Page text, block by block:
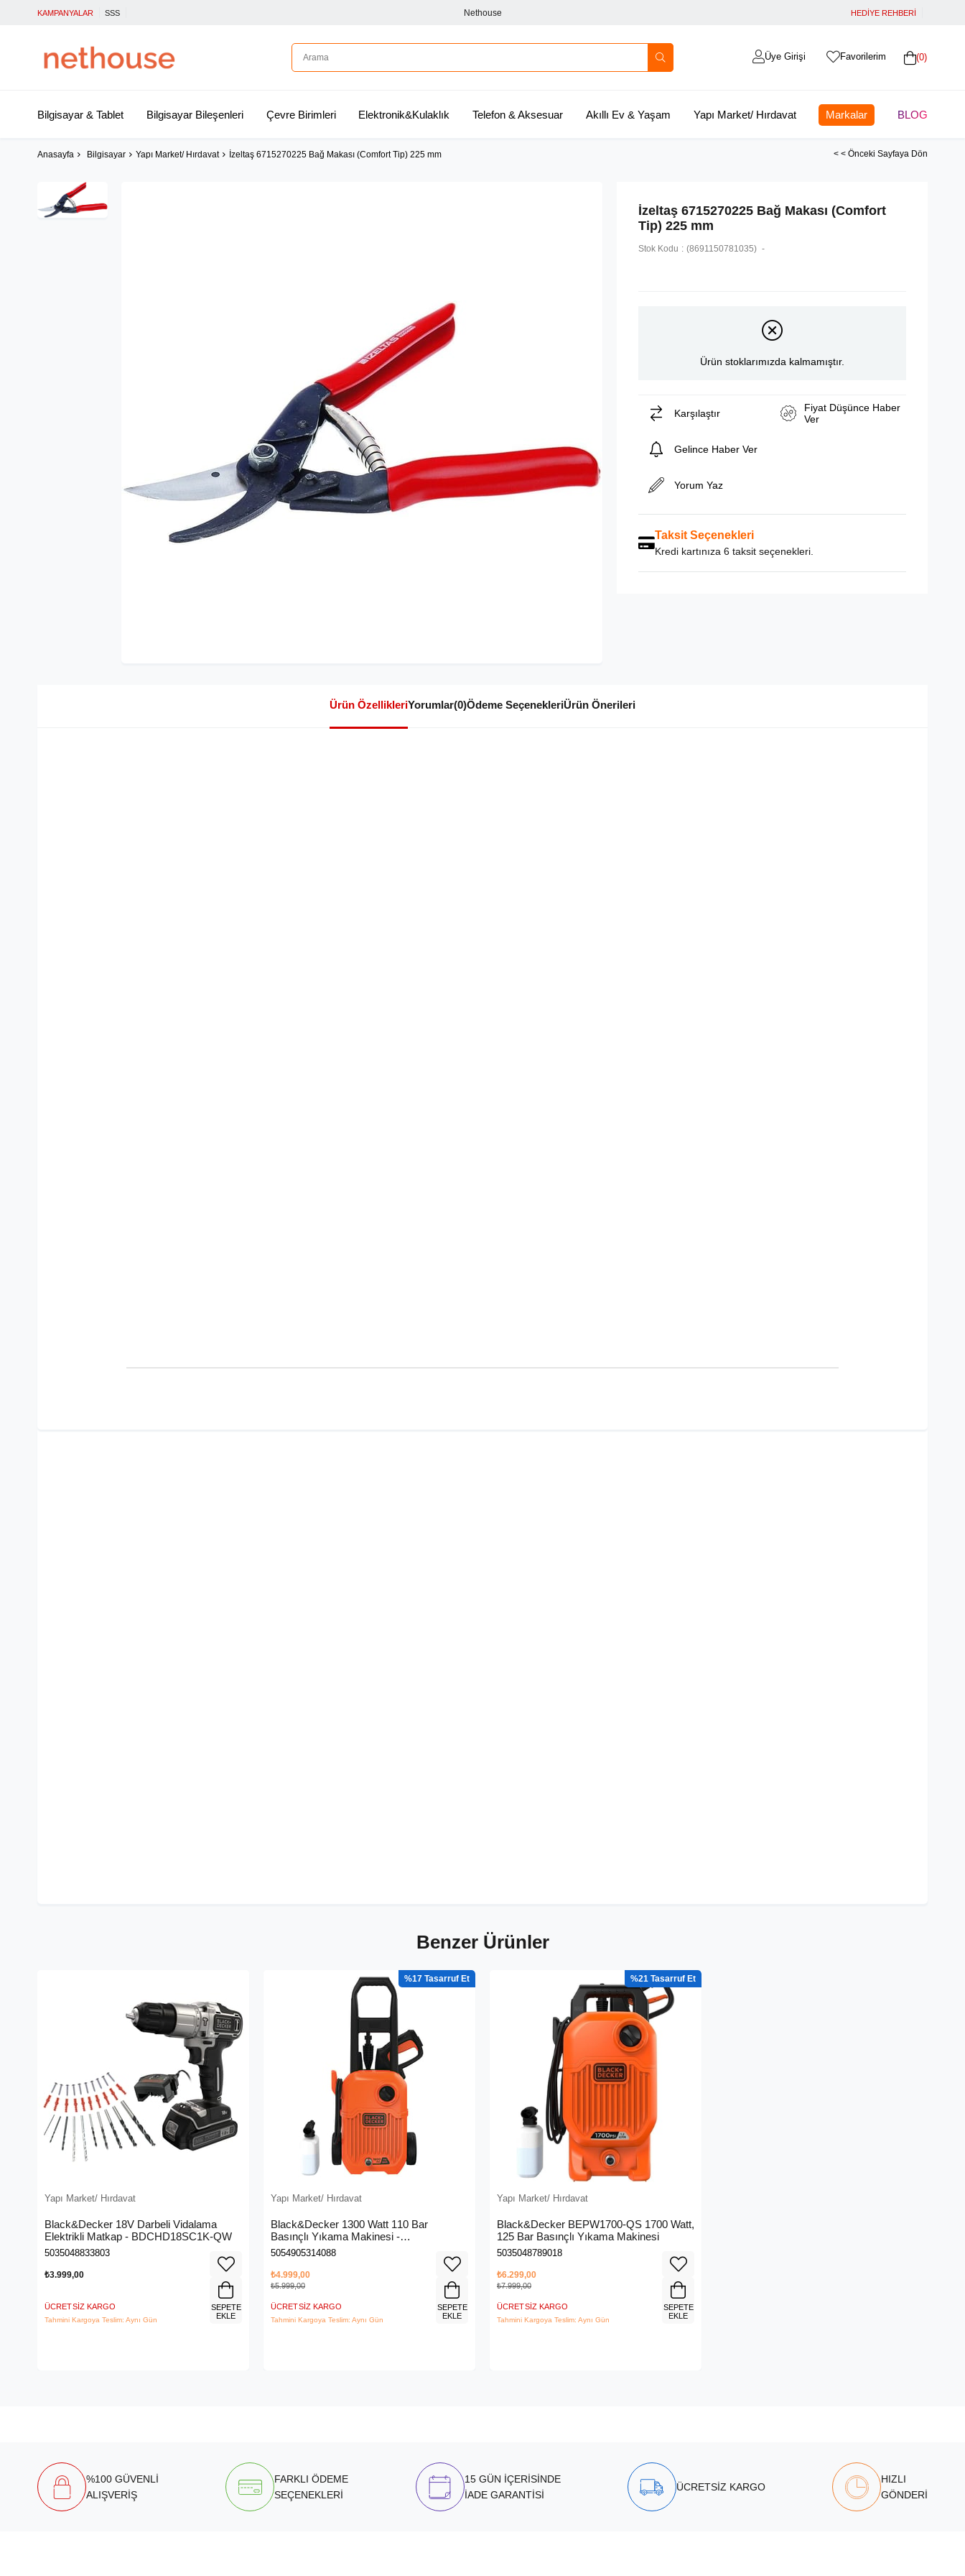
KAMPANYALAR SSS Nethouse HEDİYE REHBERİ
0
Favorilerim
Üye Girişi
Bilgisayar & Tablet Bilgisayar Bileşenleri Çevre Birimleri Elektronik&Kulaklık Telefon & Aksesuar Akıllı Ev & Yaşam Yapı Market/ Hırdavat Markalar BLOG
Anasayfa Bilgisayar Yapı Market/ Hırdavat İzeltaş 6715270225 Bağ Makası (Comfort Tip) 225 mm < < Önceki Sayfaya Dön
İzeltaş 6715270225 Bağ Makası (Comfort
Tip) 225 mm
Stok Kodu (8691150781035)
Ürün stoklarımızda kalmamıştır.
Karşılaştır
Fiyat Düşünce Haber
Ver
Gelince Haber Ver
Yorum Yaz
Taksit Seçenekleri
Kredi kartınıza 6 taksit seçenekleri.
Ürün ÖzellikleriYorumlar(0)Ödeme SeçenekleriÜrün Önerileri
Benzer Ürünler
Yapı Market/ Hırdavat
Black&Decker 18V Darbeli Vidalama
Elektrikli Matkap - BDCHD18SC1K-QW
5035048833803
₺3.999,00
ÜCRETSIZ KARGO
Tahmini Kargoya Teslim: Aynı Gün
SEPETE
EKLE
Yapı Market/ Hırdavat
Black&Decker 1300 Watt 110 Bar
Basınçlı Yıkama Makinesi -
(BEPW1300L-QS)
5054905314088
₺4.999,00
₺5.999,00
ÜCRETSIZ KARGO
Tahmini Kargoya Teslim: Aynı Gün
%17
SEPETE
EKLE
Yapı Market/ Hırdavat
Black&Decker BEPW1700-QS 1700 Watt,
125 Bar Basınçlı Yıkama Makinesi
5035048789018
₺6.299,00
₺7.999,00
ÜCRETSIZ KARGO
Tahmini Kargoya Teslim: Aynı Gün
%21
SEPETE
EKLE
%100 GÜVENLİ
ALIŞVERİŞ
FARKLI ÖDEME
SEÇENEKLERİ
15 GÜN İÇERİSİNDE
İADE GARANTİSİ
ÜCRETSİZ KARGO
HIZLI
GÖNDERİ